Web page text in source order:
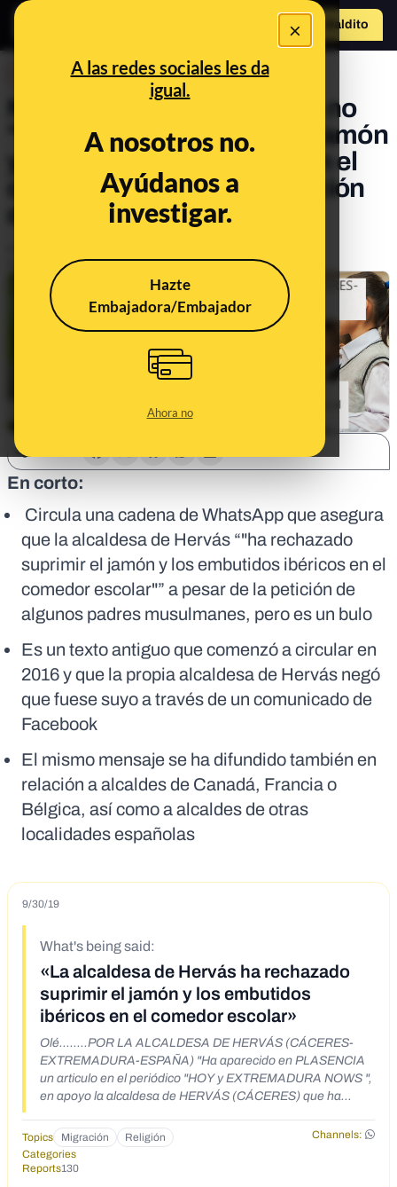
×
A las redes sociales les da
igual.
A nosotros no.
Ayúdanos a
investigar.
Hazte
Embajadora/Embajador
Ahora no
Hazte Maldito
No, la alcaldesa de Hervás no
"ha rechazado suprimir el jamón
y los embutidos ibéricos en el
comedor escolar" por petición
de padres musulmanes
Actualizado elMar 1, 2025, 8:30:00 AM
En corto:
Circula una cadena de WhatsApp que asegura
que la alcaldesa de Hervás “"ha rechazado
suprimir el jamón y los embutidos ibéricos en el
comedor escolar"” a pesar de la petición de
algunos padres musulmanes, pero es un bulo
Es un texto antiguo que comenzó a circular en
2016 y que la propia alcaldesa de Hervás negó
que fuese suyo a través de un comunicado de
Facebook
El mismo mensaje se ha difundido también en
relación a alcaldes de Canadá, Francia o
Bélgica, así como a alcaldes de otras
localidades españolas
9/30/19
What's being said:
«La alcaldesa de Hervás ha rechazado
suprimir el jamón y los embutidos
ibéricos en el comedor escolar»
Olé........POR LA ALCALDESA DE HERVÁS (CÁCERES-
EXTREMADURA-ESPAÑA) "Ha aparecido en PLASENCIA
un articulo en el periódico "HOY y EXTREMADURA NOWS ",
en apoyo la alcaldesa de HERVÁS (CÁCERES) que ha
IBERICOS en el comedor escolar. Los padres musulmanes
piden la supresión de LOS IBERICOS en el comedor escolar
por ser su consumo adictivo para sus hijos , cosa que la
Topics Migración Religión
Channels:
Categories
Reports130